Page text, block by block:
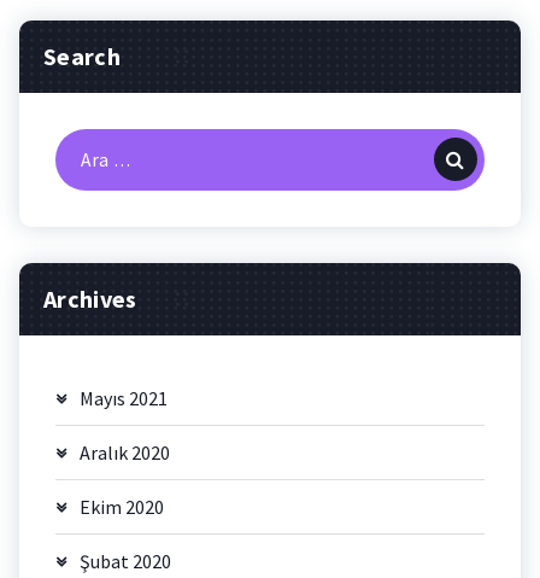
Search
Arama:
Archives
Mayıs 2021
Aralık 2020
Ekim 2020
Şubat 2020